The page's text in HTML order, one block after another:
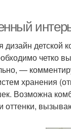
стиль
детской
четко
—
хранения
Возможна
оттенки,